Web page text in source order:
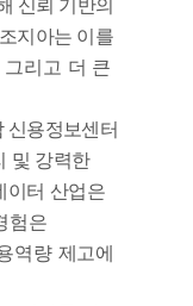
신뢰 기반의
지아는 이를
그리고 더 큰
신용정보센터
및 강력한
이터 산업은
험은
역량 제 고에